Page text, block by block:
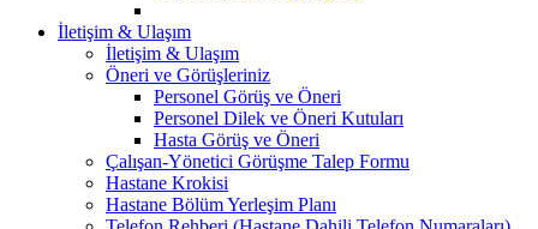
İletişim & Ulaşım
İletişim & Ulaşım
Öneri ve Görüşleriniz
Personel Görüş ve Öneri
Personel Dilek ve Öneri Kutuları
Hasta Görüş ve Öneri
Çalışan-Yönetici Görüşme Talep Formu
Hastane Krokisi
Hastane Bölüm Yerleşim Planı